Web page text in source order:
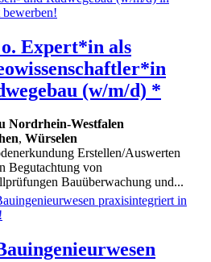
Expert*in als
(w/m/d) *
Nordrhein-Westfalen
, Würselen
Erstellen/Auswerten
Begutachtung von
Bauüberwachung und...